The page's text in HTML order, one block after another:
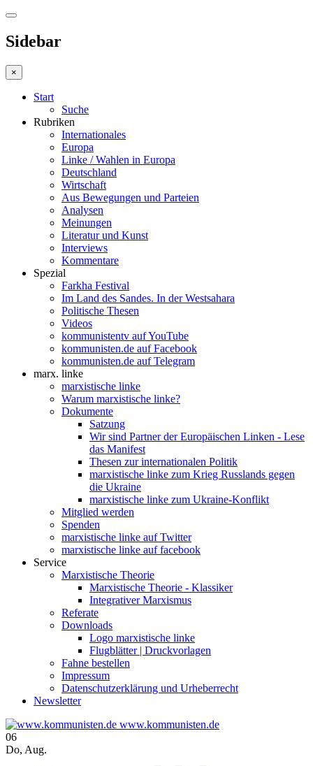
Sidebar
×
Start
Suche
Rubriken
Internationales
Europa
Linke / Wahlen in Europa
Deutschland
Wirtschaft
Aus Bewegungen und Parteien
Analysen
Meinungen
Literatur und Kunst
Interviews
Kommentare
Spezial
Farkha Festival
Im Land des Sandes. In der Westsahara
Politische Thesen
Videos
kommunistentv auf YouTube
kommunisten.de auf Facebook
kommunisten.de auf Telegram
marx. linke
marxistische linke
Warum marxistische linke?
Dokumente
Satzung
Wir sind Partner der Europäischen Linken - Lese
das Manifest
Thesen zur internationalen Politik
marxistische linke zum Krieg Russlands gegen
die Ukraine
marxistische linke zum Ukraine-Konflikt
Mitglied werden
Spenden
marxistische linke auf Twitter
marxistische linke auf facebook
Service
Marxistische Theorie
Marxistische Theorie - Klassiker
Integrativer Marxismus
Referate
Downloads
Logo marxistische linke
Flugblätter | Druckvorlagen
Fahne bestellen
Impressum
Datenschutzerklärung und Urheberrecht
Newsletter
www.kommunisten.de
06
Do, Aug.